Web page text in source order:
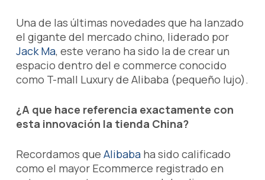
Una de las últimas novedades que ha lanzado
el gigante del mercado chino, liderado por
Jack Ma, este verano ha sido la de crear un
espacio dentro del e commerce conocido
como T-mall Luxury de Alibaba (pequeño lujo).
¿A que hace referencia exactamente con
esta innovación la tienda China?
Recordamos que Alibabaha sido calificado
como el mayor Ecommerce registrado en